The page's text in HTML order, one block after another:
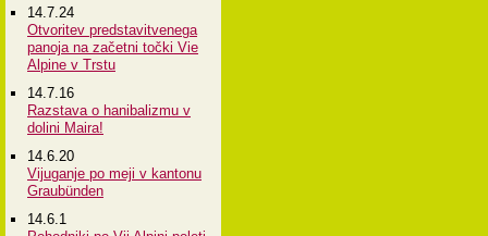
14.7.24
Otvoritev predstavitvenega
panoja na začetni točki Vie
Alpine v Trstu
14.7.16
Razstava o hanibalizmu v
dolini Maira!
14.6.20
Vijuganje po meji v kantonu
Graubünden
14.6.1